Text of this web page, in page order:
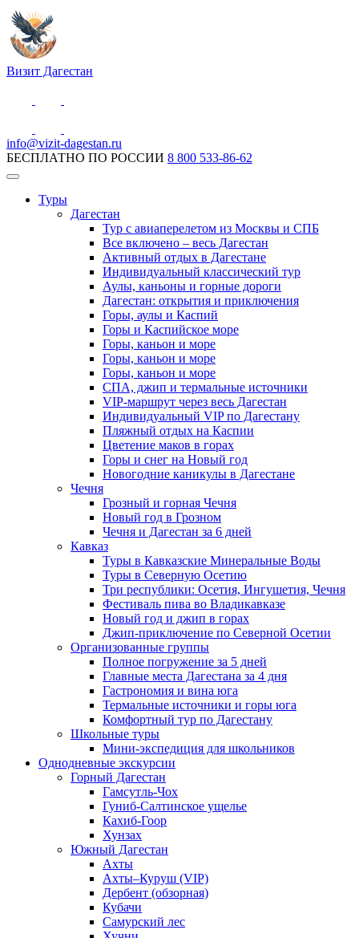
Визит Дагестан
info@vizit-dagestan.ru
БЕСПЛАТНО ПО РОССИИ 8 800 533-86-62
Туры
Дагестан
Тур с авиаперелетом из Москвы и СПБ
Все включено – весь Дагестан
Активный отдых в Дагестане
Индивидуальный классический тур
Аулы, каньоны и горные дороги
Дагестан: открытия и приключения
Горы, аулы и Каспий
Горы и Каспийское море
Горы, каньон и море
Горы, каньон и море
Горы, каньон и море
СПА, джип и термальные источники
VIP-маршрут через весь Дагестан
Индивидуальный VIP по Дагестану
Пляжный отдых на Каспии
Цветение маков в горах
Горы и снег на Новый год
Новогодние каникулы в Дагестане
Чечня
Грозный и горная Чечня
Новый год в Грозном
Чечня и Дагестан за 6 дней
Кавказ
Туры в Кавказские Минеральные Воды
Туры в Северную Осетию
Три республики: Осетия, Ингушетия, Чечня
Фестиваль пива во Владикавказе
Новый год и джип в горах
Джип-приключение по Северной Осетии
Организованные группы
Полное погружение за 5 дней
Главные места Дагестана за 4 дня
Гастрономия и вина юга
Термальные источники и горы юга
Комфортный тур по Дагестану
Школьные туры
Мини-экспедиция для школьников
Однодневные экскурсии
Горный Дагестан
Гамсутль-Чох
Гуниб-Салтинское ущелье
Кахиб-Гоор
Хунзах
Южный Дагестан
Ахты
Ахты–Куруш (VIP)
Дербент (обзорная)
Кубачи
Самурский лес